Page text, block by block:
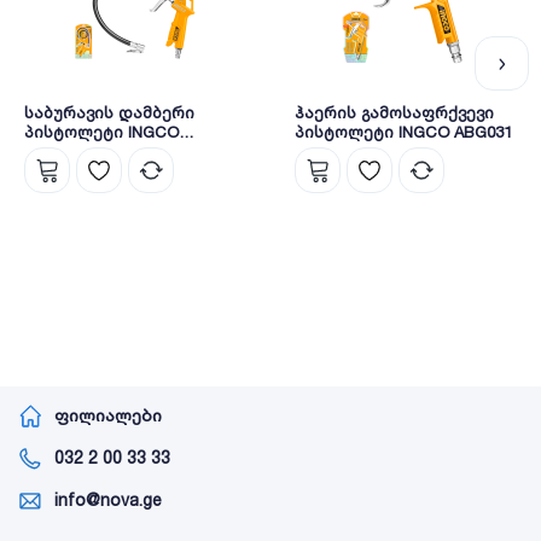
საბურავის დამბერი
პისტოლეტი INGCO
ATG0601
ჰაერის გამოსაფრქვევი
პისტოლეტი INGCO ABG031
ფილიალები
032 2 00 33 33
info@nova.ge